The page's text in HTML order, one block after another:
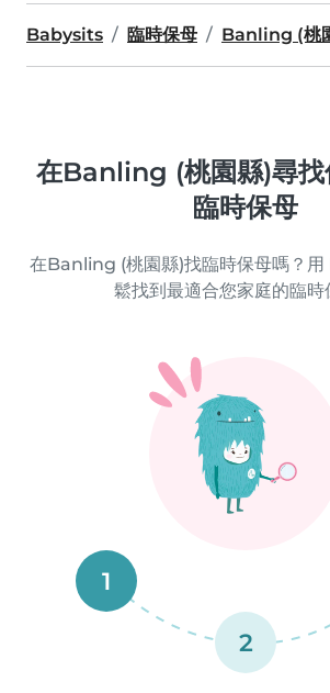
Babysits 臨時保母 Banling (桃
在Banling (桃園縣)尋找
臨時保母
在Banling (桃園縣)找臨時保母嗎？
鬆找到最適合您家庭的臨時
1
2